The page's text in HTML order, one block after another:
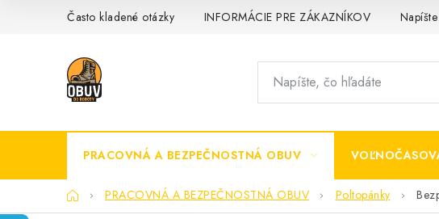
Často kladené otázky INFORMÁCIE PRE ZÁKAZNÍKOV
PRACOVNÁ A BEZPEČNOSTNÁ OBUV
DomovPRACOVNÁ A BEZPEČNOSTNÁ OBUV Poltopánky